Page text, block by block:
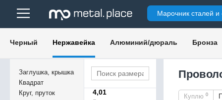
Марочник сталей и
Черный Нержавейка Алюминий/дюраль Бронза
Заглушка, крышка
Квадрат
Круг, пруток
2,01
2,5
2,51
3
3,5
3,51
4
4,01
Куплю 0